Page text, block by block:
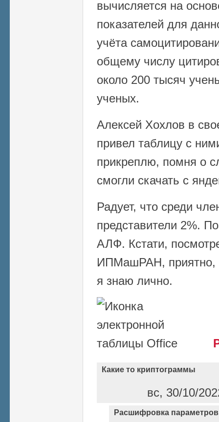
вычисляется на
показателей для
учёта
общему числу
около 200 тысяч
ученых.
Алексей Хохлов в
привел таблицу с
прикреплю, помня о
смогли скачать с
Радует, что среди
представители 2%.
АЛФ. Кстати,
ИПМашРАН, приятно,
я знаю лично.
Какие то криптограммы
вс, 30/10/
Расшифровка параметров